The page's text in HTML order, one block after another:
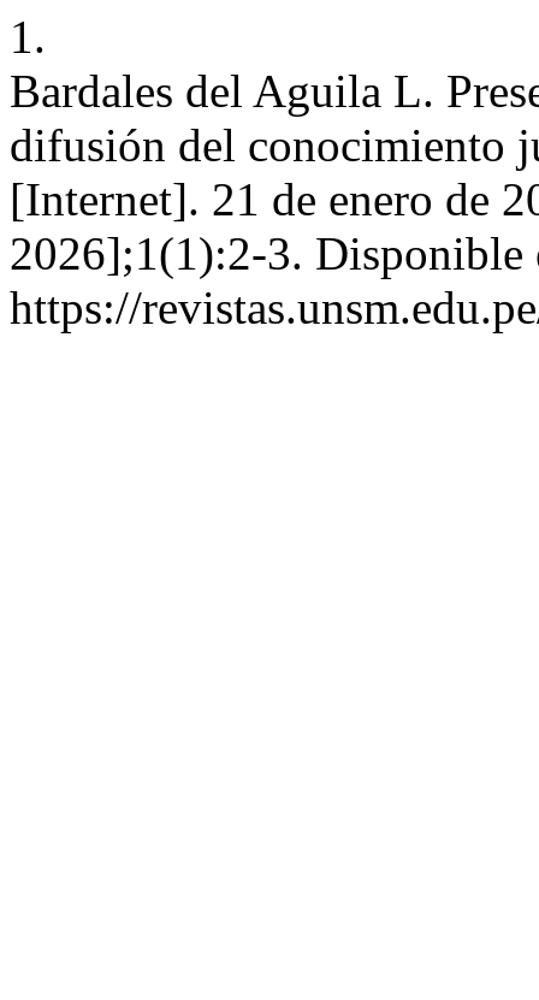
1.
Bardales del Aguila L.
difusión del conocimiento
[Internet]. 21 de enero de
2026];1(1):2-3. Disponible
https://